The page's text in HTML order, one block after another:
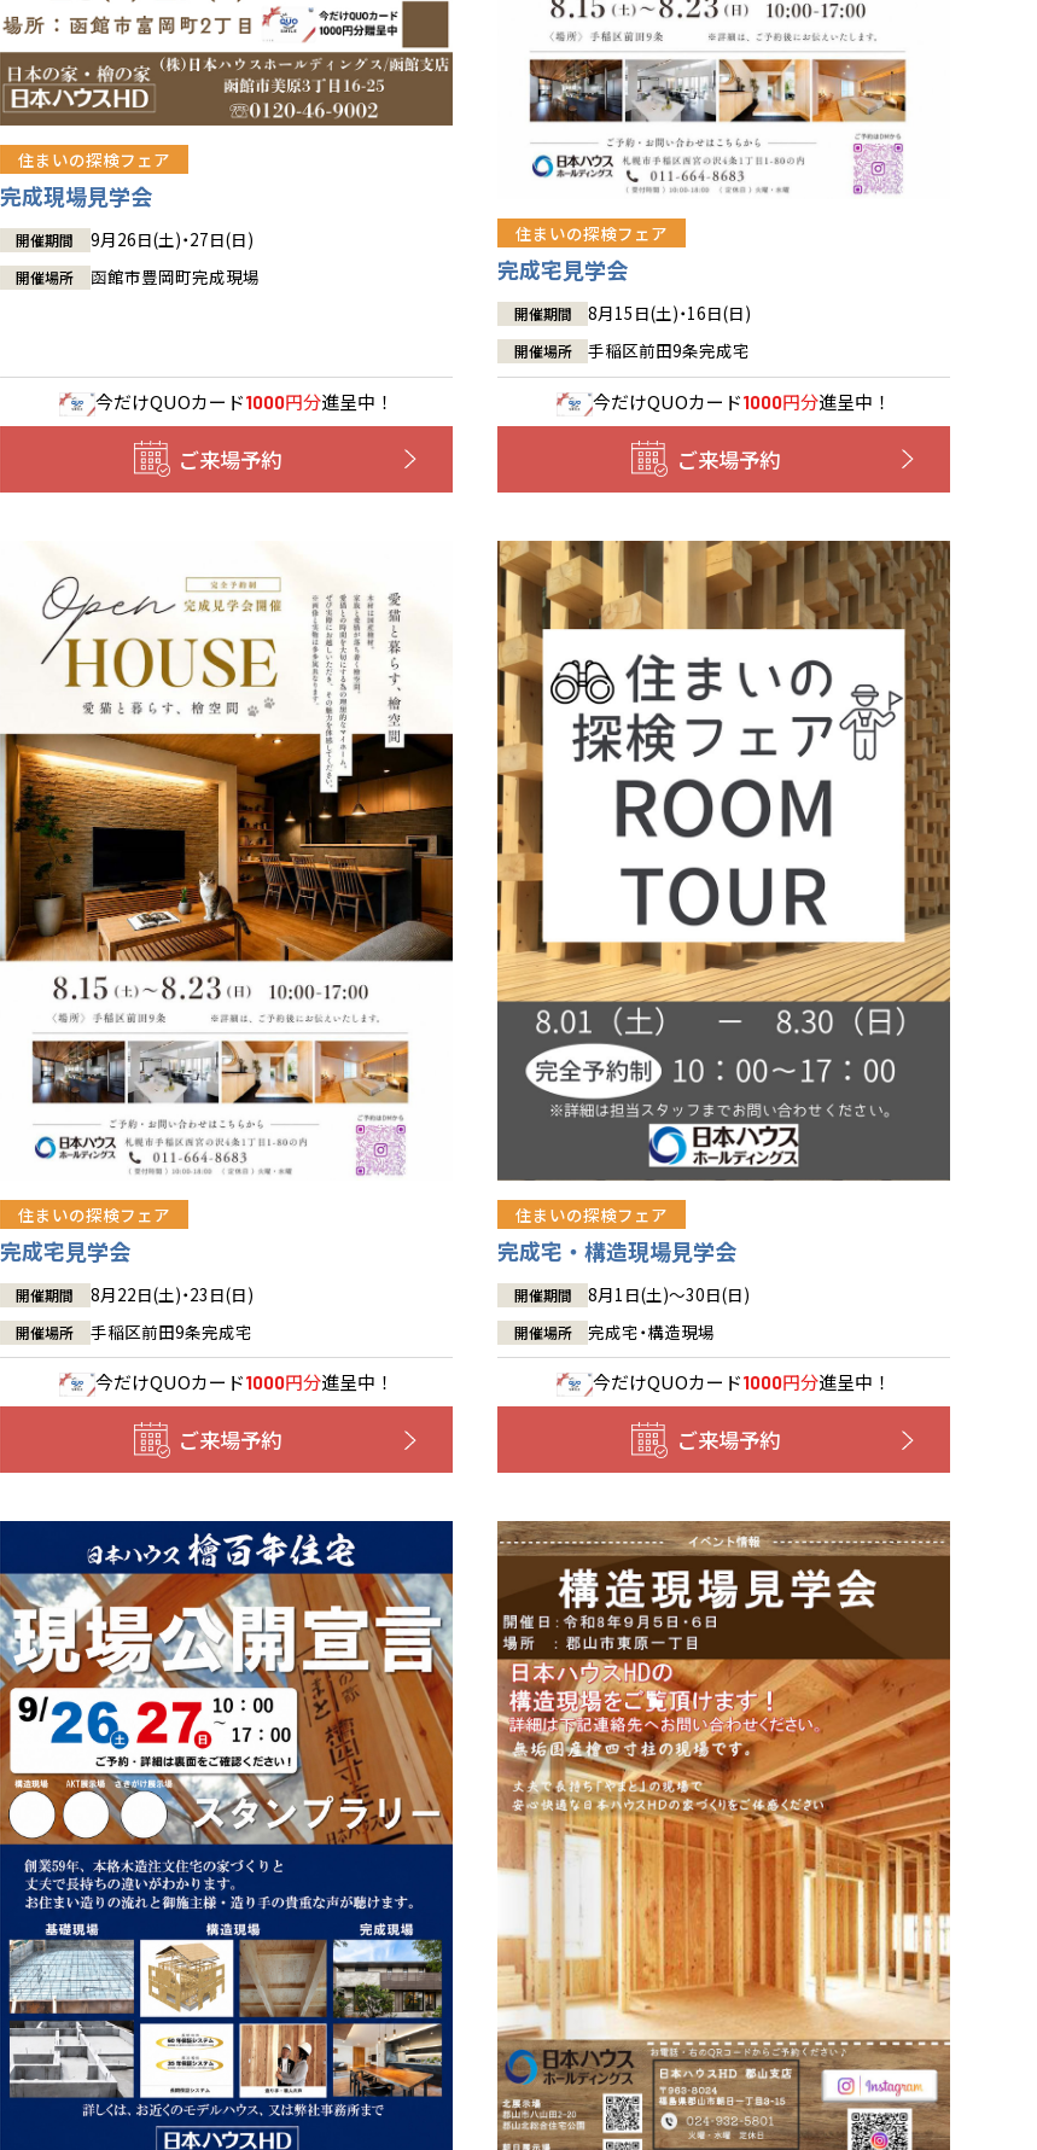
住まいの探検フェア
完成現場見学会
開催期間 9月26日(土)・27日(日)
開催場所 函館市豊岡町完成現場
今だけQUOカード1000円分進呈中！
ご来場予約
住まいの探検フェア
完成宅見学会
開催期間 8月15日(土)・16日(日)
開催場所 手稲区前田9条完成宅
今だけQUOカード1000円分進呈中！
ご来場予約
住まいの探検フェア
完成宅見学会
開催期間 8月22日(土)・23日(日)
開催場所 手稲区前田9条完成宅
今だけQUOカード1000円分進呈中！
ご来場予約
住まいの探検フェア
完成宅・構造現場見学会
開催期間 8月1日(土)～30日(日)
開催場所 完成宅・構造現場
今だけQUOカード1000円分進呈中！
ご来場予約